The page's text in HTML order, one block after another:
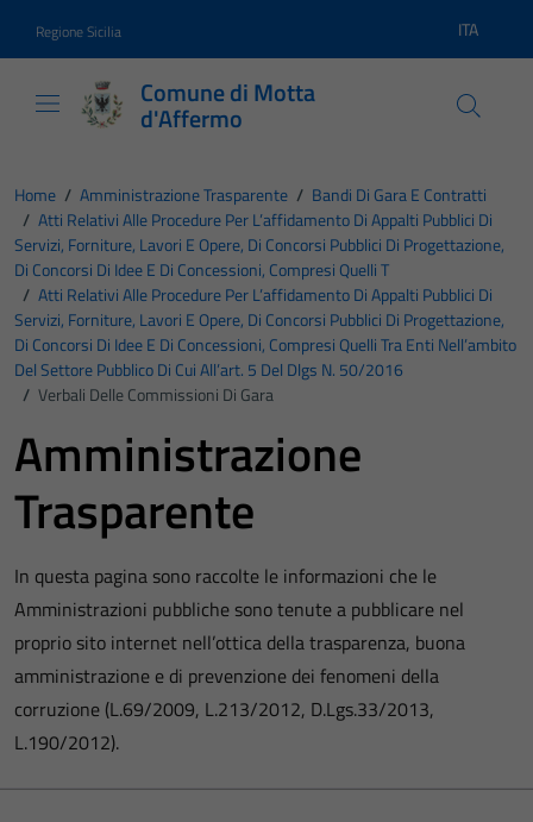
Regione Sicilia Lingua
ITA
Comune di Motta
d'Affermo
Home / Amministrazione Trasparente / Bandi Di Gara E Contratti
/ Atti Relativi Alle Procedure Per L’affidamento Di Appalti Pubblici Di
Servizi, Forniture, Lavori E Opere, Di Concorsi Pubblici Di Progettazione,
Di Concorsi Di Idee E Di Concessioni, Compresi Quelli T
/ Atti Relativi Alle Procedure Per L’affidamento Di Appalti Pubblici Di
Servizi, Forniture, Lavori E Opere, Di Concorsi Pubblici Di Progettazione,
Di Concorsi Di Idee E Di Concessioni, Compresi Quelli Tra Enti Nell’ambito
Del Settore Pubblico Di Cui All’art. 5 Del Dlgs N. 50/2016
/ Verbali Delle Commissioni Di Gara
Amministrazione
Trasparente
In questa pagina sono raccolte le informazioni che le
Amministrazioni pubbliche sono tenute a pubblicare nel
proprio sito internet nell’ottica della trasparenza, buona
amministrazione e di prevenzione dei fenomeni della
corruzione (L.69/2009, L.213/2012, D.Lgs.33/2013,
L.190/2012).